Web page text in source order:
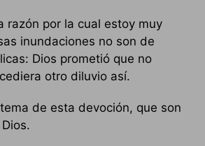
razón por la cual estoy muy
inundaciones no son de
Dios prometió que no
otro diluvio así.
de esta devoción, que son